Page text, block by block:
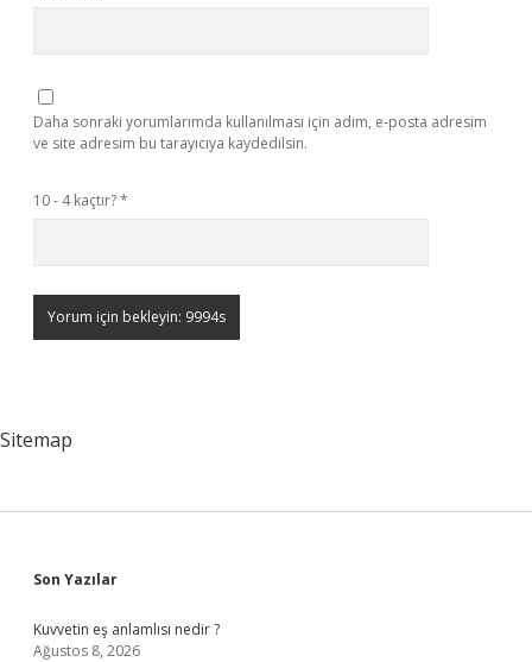
Daha sonraki yorumlarımda kullanılması için adım, e-posta adresim
ve site adresim bu tarayıcıya kaydedilsin.
10 - 4 kaçtır?*
Sitemap
Sidebar
Son Yazılar
Kuvvetin eş anlamlısı nedir ?
Ağustos 8, 2026